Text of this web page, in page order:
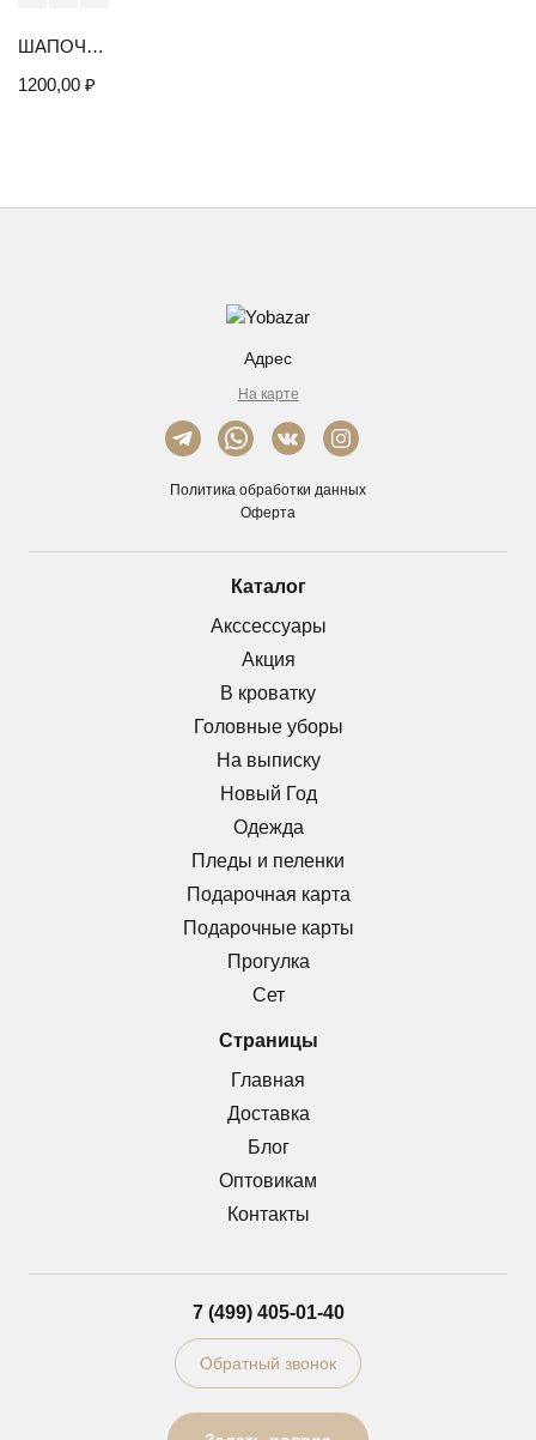
ШАПОЧКА СО СНУДОМ ВЯЗАНЫЕ
1200,00 ₽
Адрес
На карте
Политика обработки данных
Оферта
Каталог
Акссессуары
Акция
В кроватку
Головные уборы
На выписку
Новый Год
Одежда
Пледы и пеленки
Подарочная карта
Подарочные карты
Прогулка
Сет
Страницы
Главная
Доставка
Блог
Оптовикам
Контакты
7 (499) 405-01-40
Обратный звонок